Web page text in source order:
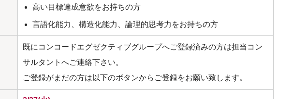
高い目標達成意欲をお持ちの方
言語化能力、構造化能力、論理的思考力をお持ちの方
既にコンコードエグゼクティブグループへご登録済みの方は担当コン
サルタントへご連絡下さい。
ご登録がまだの方は以下のボタンからご登録をお願い致します。